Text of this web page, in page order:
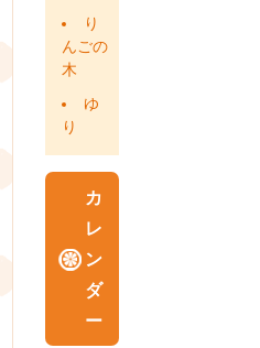
り
んごの
木
ゆ
り
カ
レ
ン
ダ
ー